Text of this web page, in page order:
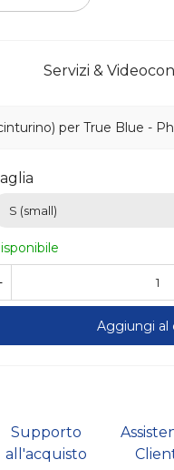
Servizi &
per True Blue -
-
Aggiungi al
Supporto
all'acquisto